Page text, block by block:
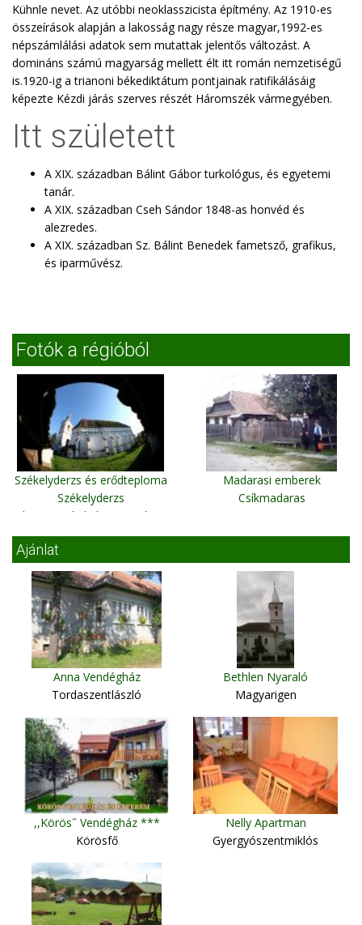
Kühnle nevet. Az utóbbi neoklasszicista építmény. Az 1910-es
összeírások alapján a lakosság nagy része magyar,1992-es
népszámlálási adatok sem mutattak jelentős változást. A
domináns számú magyarság mellett élt itt román nemzetiségű
is.1920-ig a trianoni békediktátum pontjainak ratifikálásáig
képezte Kézdi járás szerves részét Háromszék vármegyében.
Itt született
A XIX. században Bálint Gábor turkológus, és egyetemi
tanár.
A XIX. században Cseh Sándor 1848-as honvéd és
alezredes.
A XIX. században Sz. Bálint Benedek fametsző, grafikus,
és iparművész.
Fotók a régióból
Székelyderzs és erődteploma
Székelyderzs
(http://szekelyderzs.atw.hu)
Madarasi emberek
Csíkmadaras
Ajánlat
Anna Vendégház
Tordaszentlászló
Bethlen Nyaraló
Magyarigen
,,Körös˝ Vendégház ***
Körösfő
Nelly Apartman
Gyergyószentmiklós